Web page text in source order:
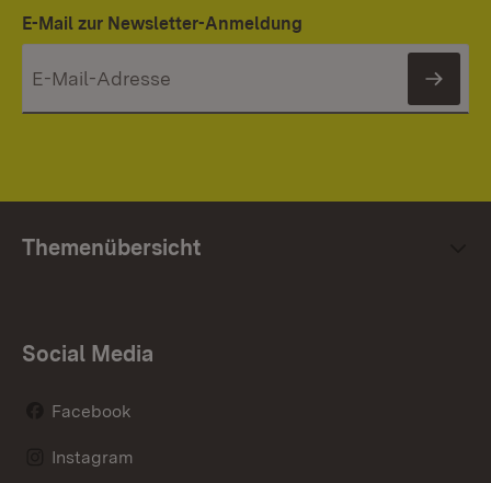
E-Mail zur Newsletter-Anmeldung
Themenübersicht
Social Media
Facebook
Instagram